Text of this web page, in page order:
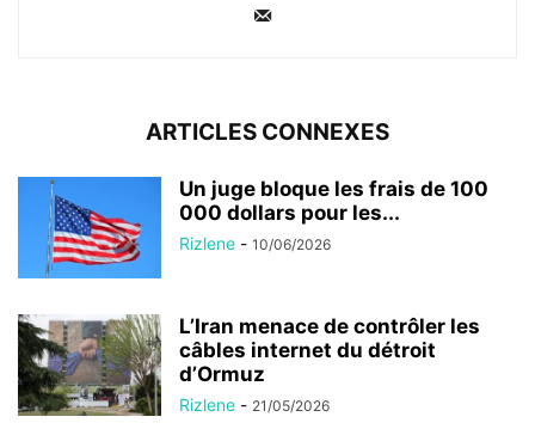
ARTICLES CONNEXES
Un juge bloque les frais de 100
000 dollars pour les...
Rizlene - 10/06/2026
L’Iran menace de contrôler les
câbles internet du détroit
d’Ormuz
Rizlene - 21/05/2026